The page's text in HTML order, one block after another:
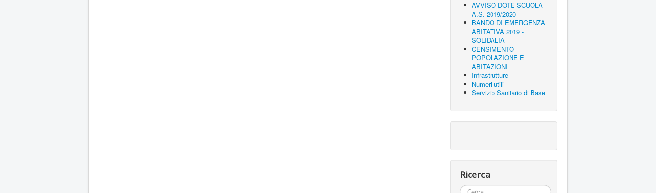
AVVISO DOTE SCUOLA
A.S. 2019/2020
BANDO DI EMERGENZA
ABITATIVA 2019 -
SOLIDALIA
CENSIMENTO
POPOLAZIONE E
ABITAZIONI
Infrastrutture
Numeri utili
Servizio Sanitario di Base
Ricerca
Cerca...